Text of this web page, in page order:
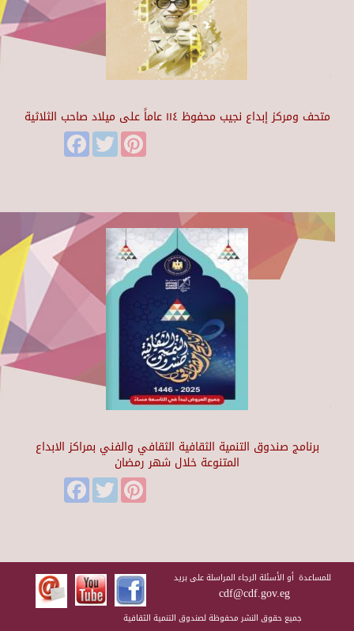
متحف ومركز إبداع نجيب محفوظ ١١٤ عاماً على ميلاد صاحب الثلاثية
FacebookTwitter
برنامج صندوق التنمية الثقافية الثقافي والفني بمراكز الابداع
المتنوعة خلال شهر رمضان
FacebookTwitter
للمساعدة أو الأسئلة الرجاء المراسلة على بريد
cdf@cdf.gov.eg
جميع حقوق النشر محفوظة لصندوق التنمية الثقافية